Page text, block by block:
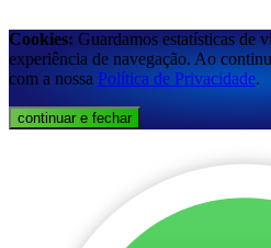
Cookies: Guardamos estatísticas de
experiência de navegação. Ao
com a nossa Política de Privacidade.
continuar e fechar